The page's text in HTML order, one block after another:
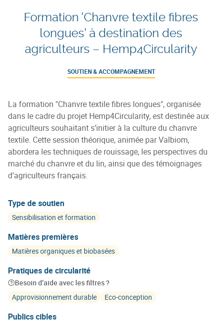
Formation 'Chanvre textile fibres
longues' à destination des
agriculteurs – Hemp4Circularity
SOUTIEN & ACCOMPAGNEMENT
La formation "Chanvre textile fibres longues", organisée
dans le cadre du projet Hemp4Circularity, est destinée aux
agriculteurs souhaitant s’initier à la culture du chanvre
textile. Cette session théorique, animée par Valbiom,
abordera les techniques de rouissage, les perspectives du
marché du chanvre et du lin, ainsi que des témoignages
d’agriculteurs français.
Type de soutien
Sensibilisation et formation
Matières premières
Matières organiques et biobasées
Pratiques de circularité
Besoin d’aide avec les filtres ?
Approvisionnement durable
Eco-conception
Publics cibles